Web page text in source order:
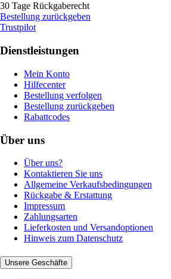
30 Tage Rückgaberecht
Bestellung zurückgeben
Trustpilot
Dienstleistungen
Mein Konto
Hilfecenter
Bestellung verfolgen
Bestellung zurückgeben
Rabattcodes
Über uns
Über uns?
Kontaktieren Sie uns
Allgemeine Verkaufsbedingungen
Rückgabe & Erstattung
Impressum
Zahlungsarten
Lieferkosten und Versandoptionen
Hinweis zum Datenschutz
Unsere Geschäfte